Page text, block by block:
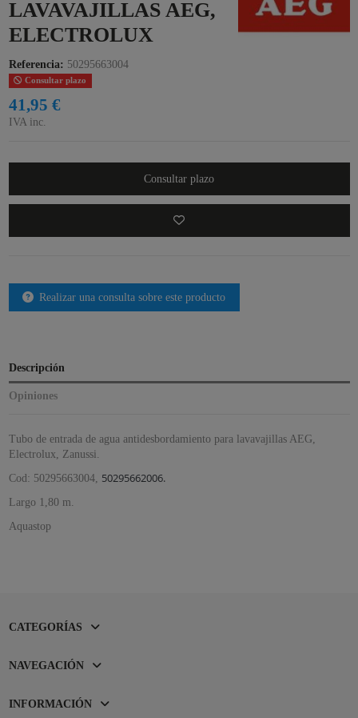
LAVAVAJILLAS AEG,
ELECTROLUX
Referencia: 50295663004
Consultar plazo
41,95 €
IVA inc.
Consultar plazo
Realizar una consulta sobre este producto
Descripción
Opiniones
Tubo de entrada de agua antidesbordamiento para lavavajillas AEG,
Electrolux, Zanussi.
Cod: 50295663004, 50295662006.
Largo 1,80 m.
Aquastop
CATEGORÍAS
NAVEGACIÓN
INFORMACIÓN